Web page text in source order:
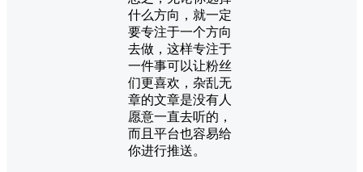
什么方向，就一定
要专注于一个方向
去做，这样专注于
一件事可以让粉丝
们更喜欢，杂乱无
章的文章是没有人
愿意一直去听的，
而且平台也容易给
你进行推送。